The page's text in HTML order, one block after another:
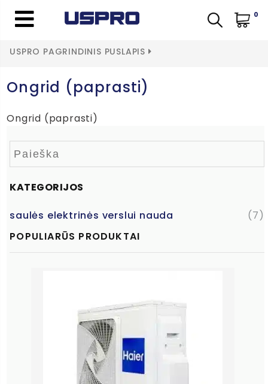
0
USPRO PAGRINDINIS PUSLAPIS
Ongrid (paprasti)
Ongrid (paprasti)
KATEGORIJOS
saulės elektrinės verslui nauda
(7)
POPULIARŪS PRODUKTAI